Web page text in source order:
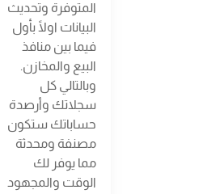
المتوفرة وتحديث
البيانات اولًا بأول
فيما بين منافذ
البيع والمخازن.
وبالتالي كل
سجلاتك وأرصدة
حساباتك ستكون
مصنفة ومحدثة
مما يوفر لك
الوقت والمجهود